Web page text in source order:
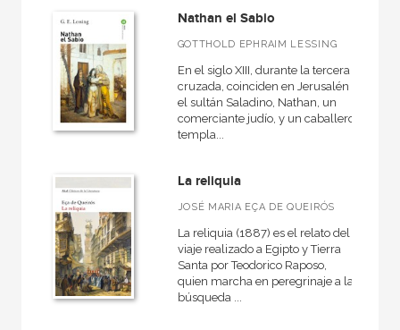
Nathan el Sabio
GOTTHOLD EPHRAIM LESSING
En el siglo XIII, durante la tercera
cruzada, coinciden en Jerusalén
el sultán Saladino, Nathan, un
comerciante judío, y un caballero
templa...
La reliquia
JOSÉ MARIA EÇA DE QUEIRÓS
La reliquia (1887) es el relato del
viaje realizado a Egipto y Tierra
Santa por Teodorico Raposo,
quien marcha en peregrinaje a la
búsqueda ...